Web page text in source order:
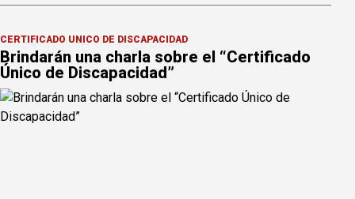
CERTIFICADO ÚNICO DE DISCAPACIDAD
Brindarán una charla sobre el “Certificado
Único de Discapacidad”